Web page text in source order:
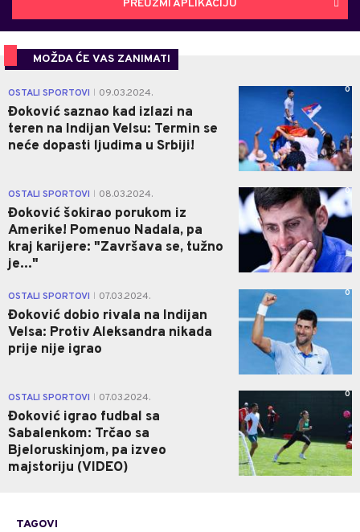
PREUZMI APLIKACIJU
MOŽDA ĆE VAS ZANIMATI
OSTALI SPORTOVI 09.03.2024.
Đoković saznao kad izlazi na
teren na Indijan Velsu: Termin se
neće dopasti ljudima u Srbiji!
0
OSTALI SPORTOVI 08.03.2024.
Đoković šokirao porukom iz
Amerike! Pomenuo Nadala, pa
kraj karijere: "Završava se, tužno
je..."
0
OSTALI SPORTOVI 07.03.2024.
Đoković dobio rivala na Indijan
Velsa: Protiv Aleksandra nikada
prije nije igrao
0
OSTALI SPORTOVI 07.03.2024.
Đoković igrao fudbal sa
Sabalenkom: Trčao sa
Bjeloruskinjom, pa izveo
majstoriju (VIDEO)
0
TAGOVI